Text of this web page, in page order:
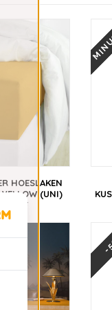
HOESLAKEN
(UNI)
-